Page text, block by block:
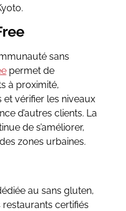
sans
permet de
à proximité,
vérifier les niveaux
d’autres clients. La
de s’améliorer,
zones urbaines.
au sans gluten,
certifiés